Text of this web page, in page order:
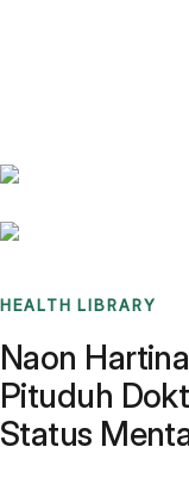
HEALTH LIBRARY
Naon
Pituduh
Status